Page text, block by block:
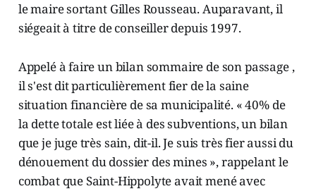
le maire sortant Gilles Rousseau. Auparavant, il
siégeait à titre de conseiller depuis 1997.
Appelé à faire un bilan sommaire de son passage ,
il s'est dit particulièrement fier de la saine
situation financière de sa municipalité. « 40% de
la dette totale est liée à des subventions, un bilan
que je juge très sain, dit-il. Je suis très fier aussi du
dénouement du dossier des mines », rappelant le
combat que Saint-Hippolyte avait mené avec